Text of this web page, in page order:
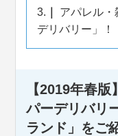
3.
アパレル・
デリバリー」！
【2019年春
パーデリバリ
ランド」をご